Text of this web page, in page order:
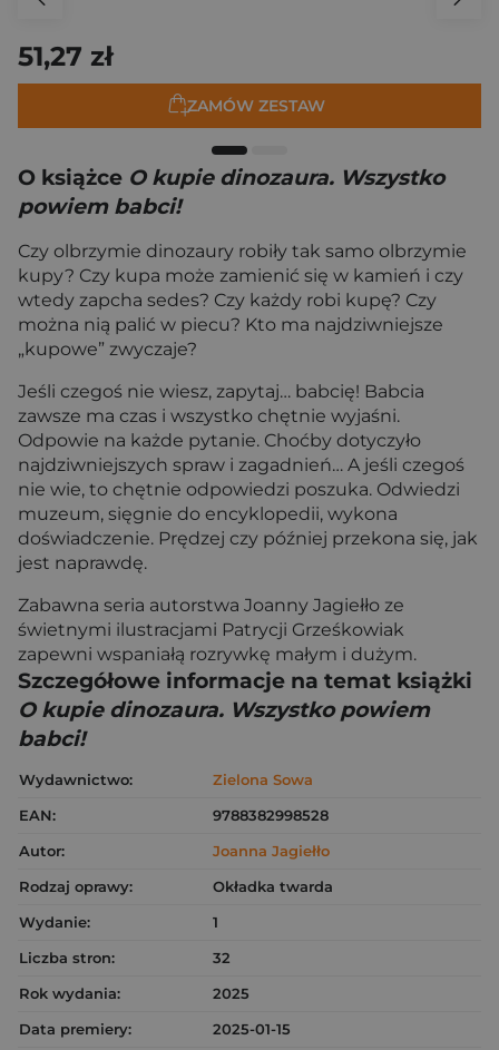
51,27 zł
ZAMÓW ZESTAW
O książce O kupie dinozaura. Wszystko
powiem babci!
Czy olbrzymie dinozaury robiły tak samo olbrzymie
kupy? Czy kupa może zamienić się w kamień i czy
wtedy zapcha sedes? Czy każdy robi kupę? Czy
można nią palić w piecu? Kto ma najdziwniejsze
„kupowe” zwyczaje?
Jeśli czegoś nie wiesz, zapytaj… babcię! Babcia
zawsze ma czas i wszystko chętnie wyjaśni.
Odpowie na każde pytanie. Choćby dotyczyło
najdziwniejszych spraw i zagadnień… A jeśli czegoś
nie wie, to chętnie odpowiedzi poszuka. Odwiedzi
muzeum, sięgnie do encyklopedii, wykona
doświadczenie. Prędzej czy później przekona się, jak
jest naprawdę.
Zabawna seria autorstwa Joanny Jagiełło ze
świetnymi ilustracjami Patrycji Grześkowiak
zapewni wspaniałą rozrywkę małym i dużym.
Szczegółowe informacje na temat książki
O kupie dinozaura. Wszystko powiem
babci!
Wydawnictwo:
Zielona Sowa
EAN:
9788382998528
Autor:
Joanna Jagiełło
Rodzaj oprawy:
Okładka twarda
Wydanie:
1
Liczba stron:
32
Rok wydania:
2025
Data premiery:
2025-01-15